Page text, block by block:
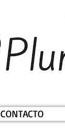
CONTACTO